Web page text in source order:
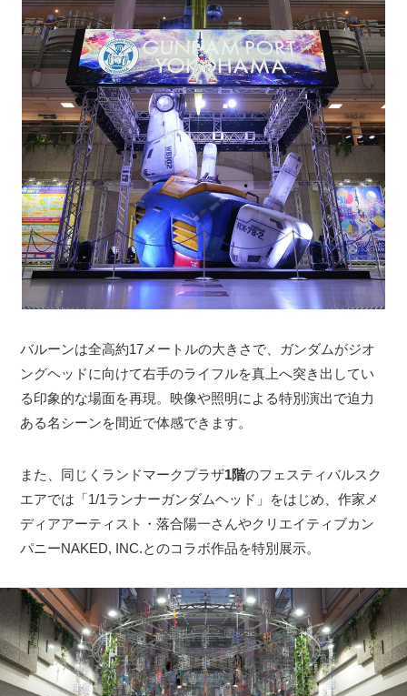
バルーンは全高約17メートルの大きさで、ガンダムがジオ
ングヘッドに向けて右手のライフルを真上へ突き出してい
る印象的な場面を再現。映像や照明による特別演出で迫力
ある名シーンを間近で体感できます。
また、同じくランドマークプラザ1階のフェスティバルスク
エアでは「1/1ランナーガンダムヘッド」をはじめ、作家メ
ディアアーティスト・落合陽一さんやクリエイティブカン
パニーNAKED, INC.とのコラボ作品を特別展示。